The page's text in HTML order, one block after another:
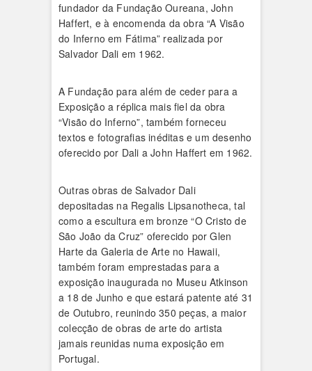
fundador da Fundação Oureana, John
Haffert, e à encomenda da obra “A Visão
do Inferno em Fátima” realizada por
Salvador Dali em 1962.
A Fundação para além de ceder para a
Exposição a réplica mais fiel da obra
“Visão do Inferno”, também forneceu
textos e fotografias inéditas e um desenho
oferecido por Dali a John Haffert em 1962.
Outras obras de Salvador Dali
depositadas na Regalis Lipsanotheca, tal
como a escultura em bronze “O Cristo de
São João da Cruz” oferecido por Glen
Harte da Galeria de Arte no Hawaii,
também foram emprestadas para a
exposição inaugurada no Museu Atkinson
a 18 de Junho e que estará patente até 31
de Outubro, reunindo 350 peças, a maior
colecção de obras de arte do artista
jamais reunidas numa exposição em
Portugal.